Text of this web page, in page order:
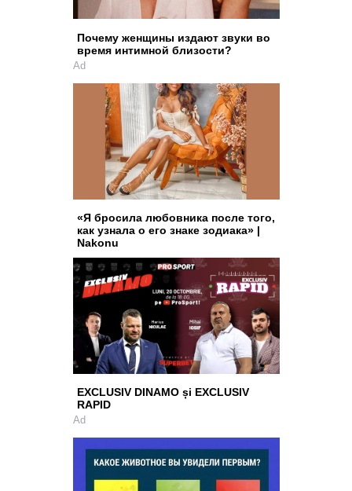
Почему женщины издают звуки во
время интимной близости?
Ad
«Я бросила любовника после того,
как узнала о его знаке зодиака» |
Nakonu
EXCLUSIV DINAMO și EXCLUSIV
RAPID
Ad